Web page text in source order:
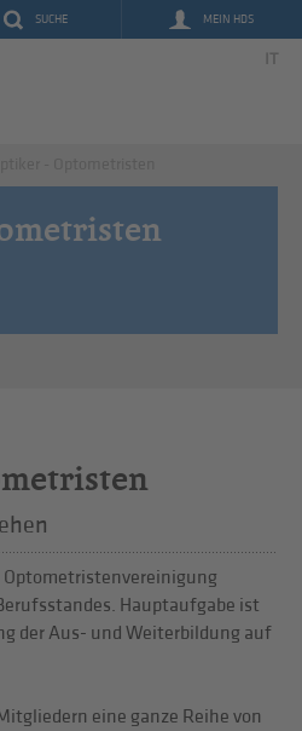
SUCHE MEIN HDS
IT
Hauptaufgabe ist
der Aus- und Weiterbildung auf
eine ganze Reihe von